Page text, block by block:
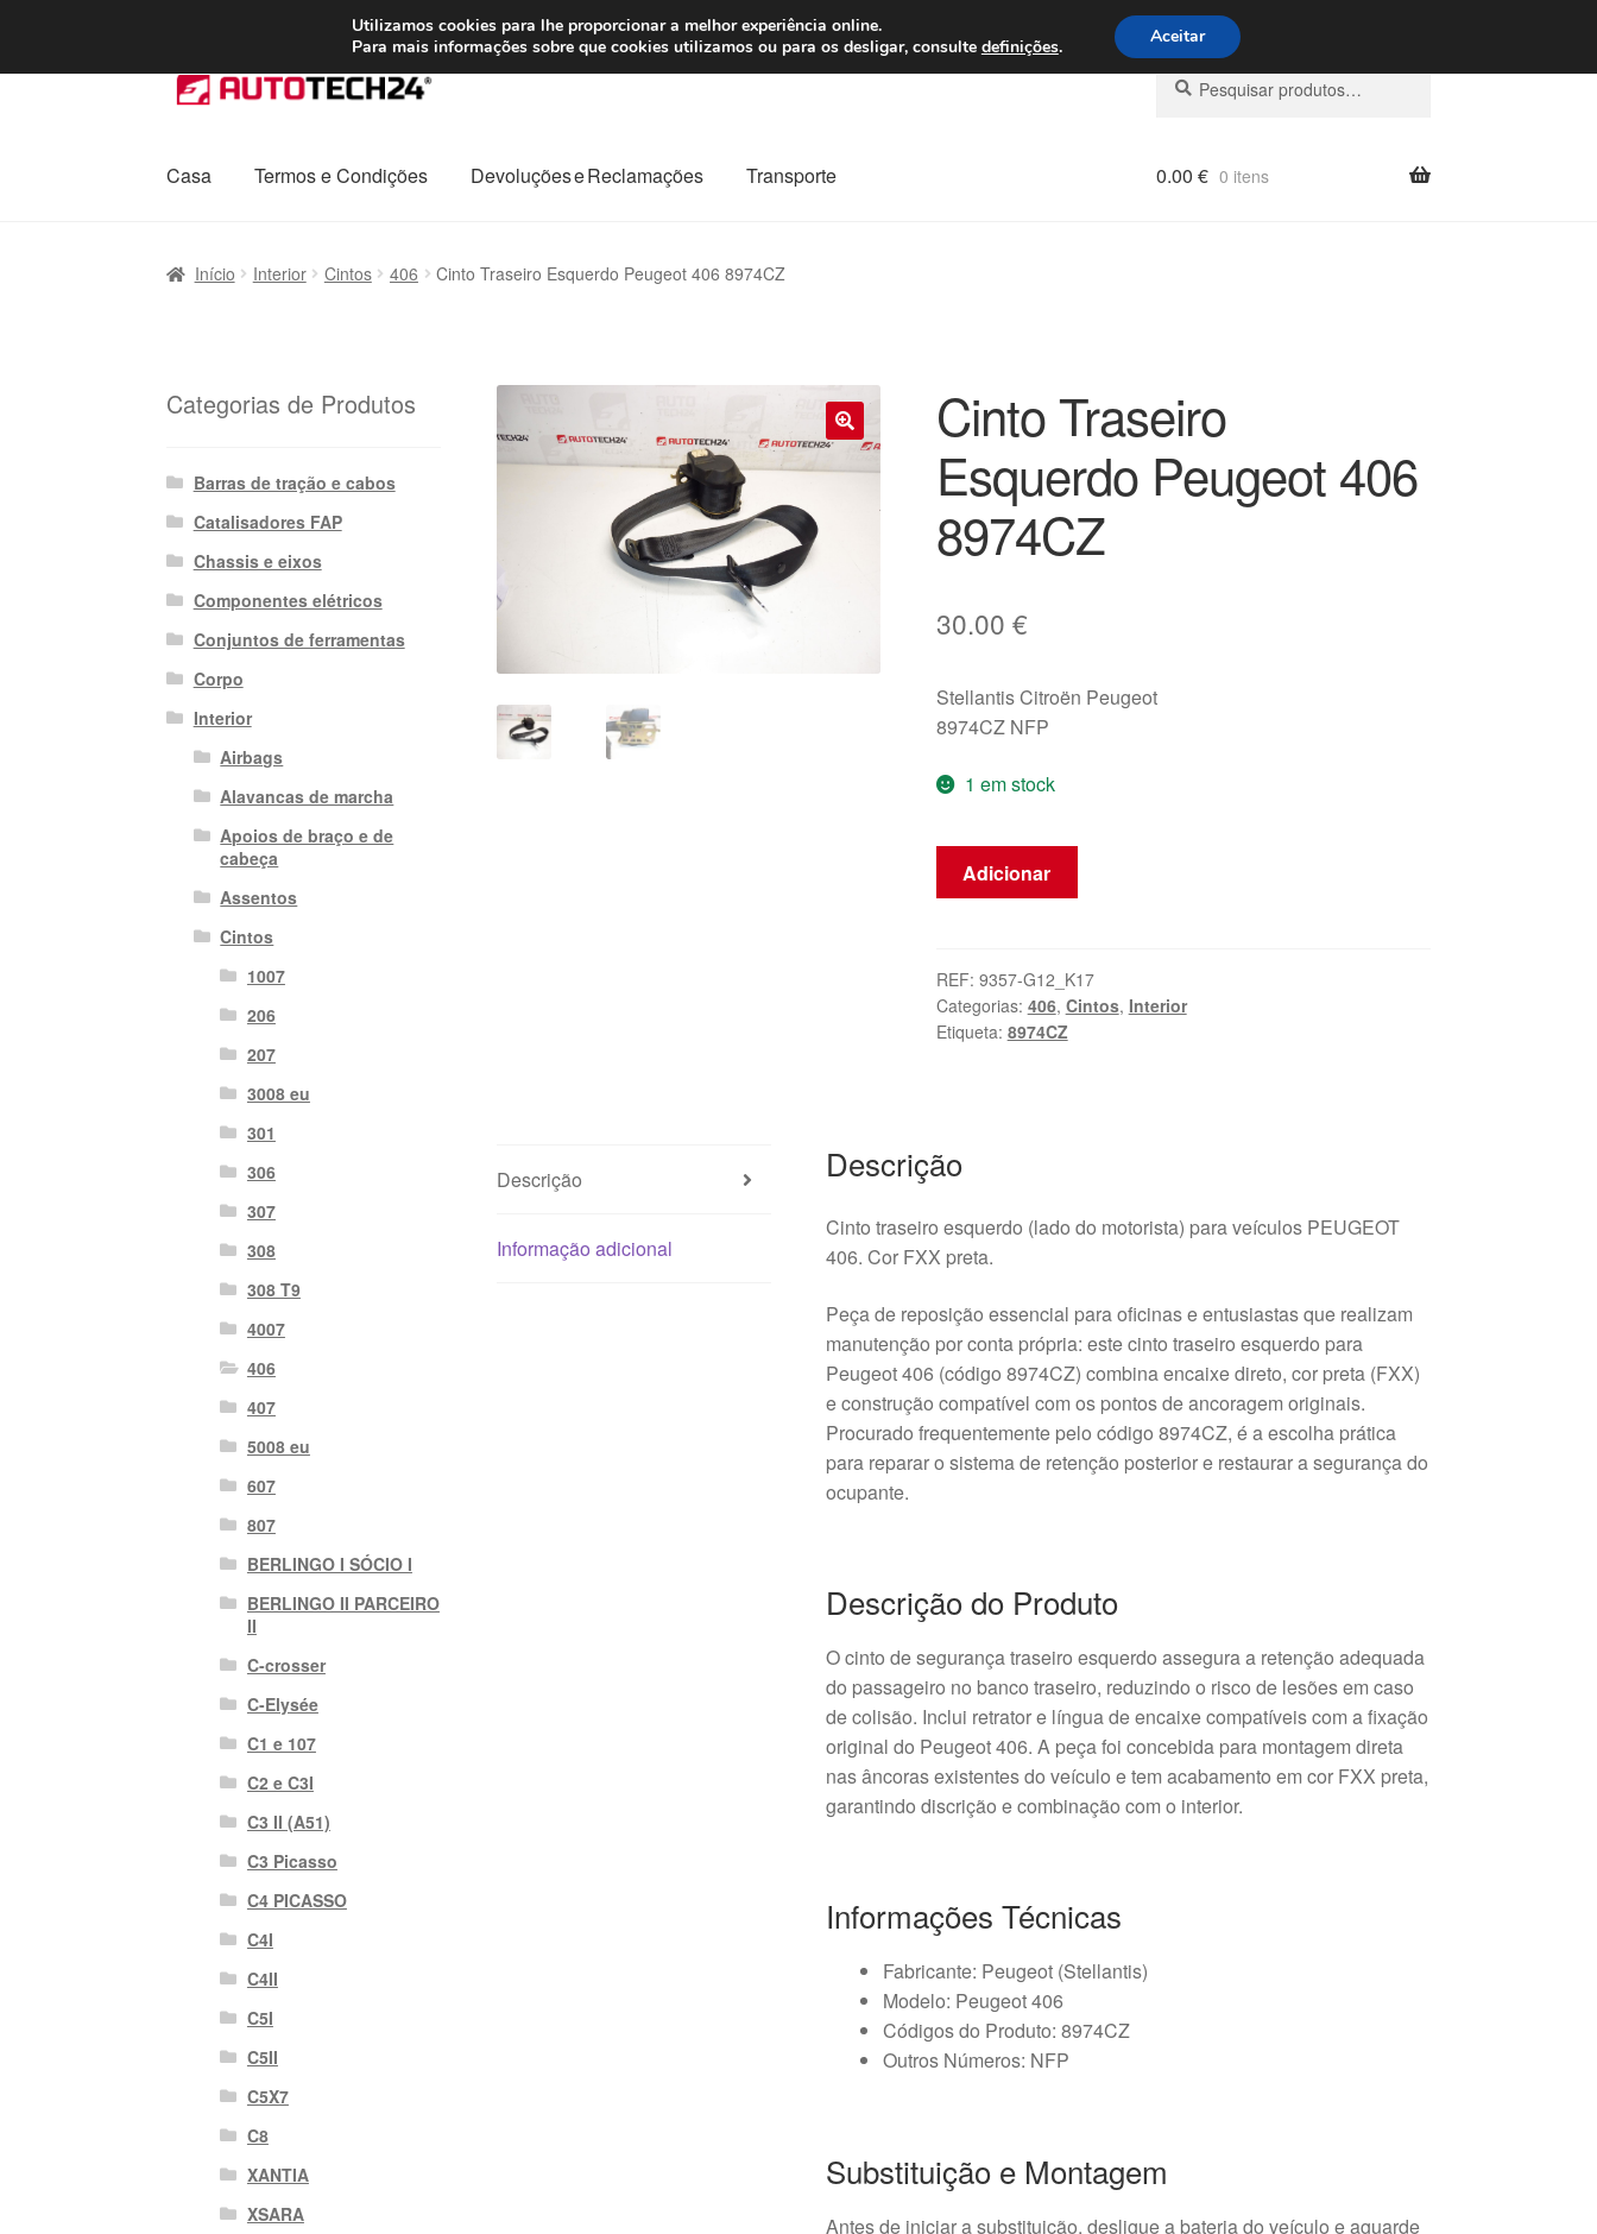
ENVIO a partir de 7 EUR Seg-Sex, das 9h às 16h800 500 967
Ir
para
navegação
Saltar
para
conteúdo
Pesquisar
por:
Pesquisa
Casa Termos e Condições Devoluções e Reclamações Transporte 0.00 € 0 itens
Início Interior Cintos 406 Cinto Traseiro Esquerdo Peugeot 406 8974CZ
Cinto Traseiro
Esquerdo Peugeot 406
8974CZ
30.00 €
Stellantis Citroën Peugeot
8974CZ NFP
1 em stock
Quantidade
Esquerdo
Peugeot
406
Adicionar
REF: 9357-G12_K17
Categorias: 406, Cintos, Interior
Etiqueta: 8974CZ
Descrição
Informação adicional
Descrição
Cinto traseiro esquerdo (lado do motorista) para veículos PEUGEOT
406. Cor FXX preta.
Peça de reposição essencial para oficinas e entusiastas que realizam
manutenção por conta própria: este cinto traseiro esquerdo para
Peugeot 406 (código 8974CZ) combina encaixe direto, cor preta (FXX)
e construção compatível com os pontos de ancoragem originais.
Procurado frequentemente pelo código 8974CZ, é a escolha prática
para reparar o sistema de retenção posterior e restaurar a segurança do
ocupante.
Descrição do Produto
O cinto de segurança traseiro esquerdo assegura a retenção adequada
do passageiro no banco traseiro, reduzindo o risco de lesões em caso
de colisão. Inclui retrator e língua de encaixe compatíveis com a fixação
original do Peugeot 406. A peça foi concebida para montagem direta
nas âncoras existentes do veículo e tem acabamento em cor FXX preta,
garantindo discrição e combinação com o interior.
Informações Técnicas
Fabricante: Peugeot (Stellantis)
Modelo: Peugeot 406
Códigos do Produto: 8974CZ
Outros Números: NFP
Substituição e Montagem
Antes de iniciar a substituição, desligue a bateria do veículo e aguarde
Categorias de Produtos
Barras de tração e cabos
Catalisadores FAP
Chassis e eixos
Componentes elétricos
Conjuntos de ferramentas
Corpo
Interior
Airbags
Alavancas de marcha
Apoios de braço e de
cabeça
Assentos
Cintos
1007
206
207
3008 eu
301
306
307
308
308 T9
4007
406
407
5008 eu
607
807
BERLINGO I SÓCIO I
BERLINGO II PARCEIRO
II
C-crosser
C-Elysée
C1 e 107
C2 e C3I
C3 II (A51)
C3 Picasso
C4 PICASSO
C4I
C4II
C5I
C5II
C5X7
C8
XANTIA
XSARA
Utilizamos cookies para lhe proporcionar a melhor experiência online.
Para mais informações sobre que cookies utilizamos ou para os desligar, consulte definições. Aceitar